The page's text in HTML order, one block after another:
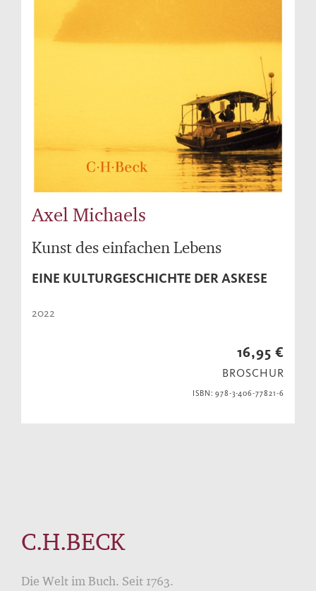
Axel Michaels
Kunst des einfachen Lebens
EINE KULTURGESCHICHTE DER ASKESE
2022
16,95 €
BROSCHUR
ISBN: 978-3-406-77821-6
C.H.BECK
Die Welt im Buch. Seit 1763.